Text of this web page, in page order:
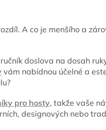
A co je menšího a
doslova na dosah
vám nabídnou účelné a
pro hosty, takže vaše
designových nebo